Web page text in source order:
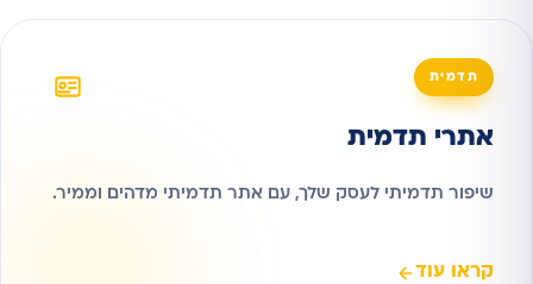
תדמית
אתרי תדמית
שיפור תדמיתי לעסק שלך, עם אתר תדמיתי מדהים וממיר.
קראו עוד